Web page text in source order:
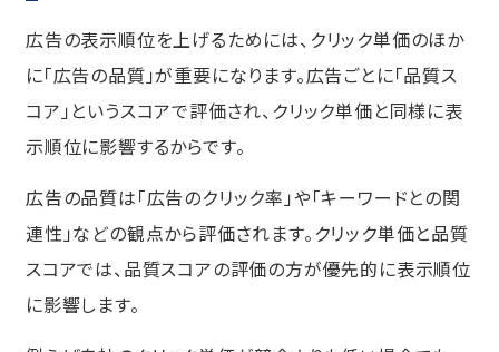
広告の表示順位を上げるためには、クリック単価のほか
に「広告の品質」が重要になります。広告ごとに「品質ス
コア」というスコアで評価され、クリック単価と同様に表
示順位に影響するからです。
広告の品質は「広告のクリック率」や「キーワードとの関
連性」などの観点から評価されます。クリック単価と品質
スコアでは、品質スコアの評価の方が優先的に表示順位
に影響します。